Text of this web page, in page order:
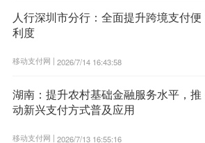
人行深圳市分行：全面提升跨境支付便
利度
移动支付网 | 2026/7/14 16:43:58
湖南：提升农村基础金融服务水平，推
动新兴支付方式普及应用
移动支付网 | 2026/7/13 16:55:16